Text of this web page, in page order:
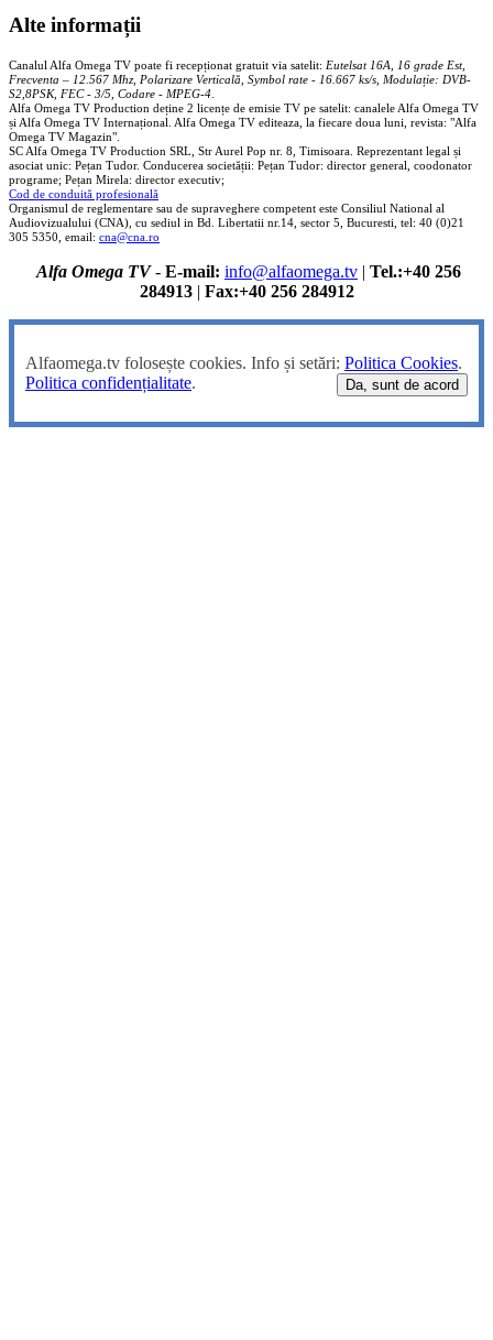
Alte informații
Canalul Alfa Omega TV poate fi recepționat gratuit via satelit: Eutelsat 16A, 16 grade Est,
Frecventa – 12.567 Mhz, Polarizare Verticală, Symbol rate - 16.667 ks/s, Modulație: DVB-
S2,8PSK, FEC - 3/5, Codare - MPEG-4
Alfa Omega TV Production deține 2 licențe de emisie TV pe satelit: canalele Alfa Omega TV
și Alfa Omega TV Internațional. Alfa Omega TV editeaza, la fiecare doua luni, revista: "Alfa
Omega TV Magazin".
SC Alfa Omega TV Production SRL, Str Aurel Pop nr. 8, Timisoara. Reprezentant legal și
asociat unic: Pețan Tudor. Conducerea societății: Pețan Tudor: director general, coodonator
programe; Pețan Mirela: director executiv;
Cod de conduită profesională
Organismul de reglementare sau de supraveghere competent este Consiliul National al
Audiovizualului (CNA), cu sediul in Bd. Libertatii nr.14, sector 5, Bucuresti, tel: 40 (0)21
305 5350, email: cna@cna.ro
Alfa Omega TV- E-mail: info@alfaomega.tv | Tel.:+40 256
284913| Fax:+40 256 284912
Alfaomega.tv folosește cookies. Info și setări: Politica Cookies.
Politica confidențialitate. Da, sunt de acord